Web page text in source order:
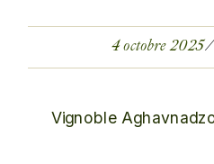
4 octobre 2025